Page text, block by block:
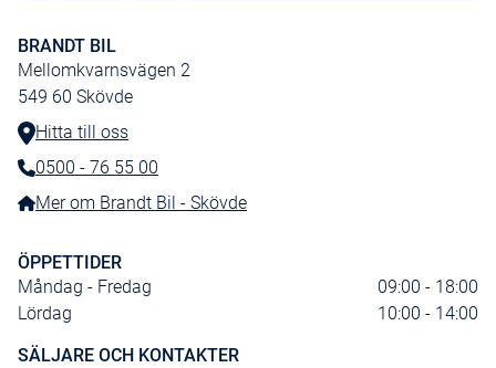
BRANDT BIL
Mellomkvarnsvägen 2
549 60 Skövde
Hitta till oss
Telefonnummer:
0500 - 76 55 00
Mer om Brandt Bil - Skövde
ÖPPETTIDER
Måndag - Fredag
09:00 - 18:00
Lördag
10:00 - 14:00
SÄLJARE OCH KONTAKTER